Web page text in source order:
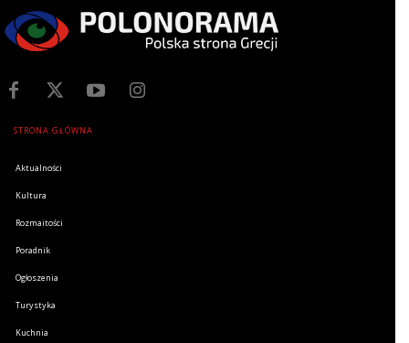
STRONA GŁÓWNA
Aktualności
Kultura
Rozmaitości
Poradnik
Ogłoszenia
Turystyka
Kuchnia